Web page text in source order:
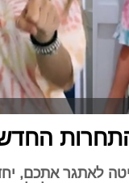
התחרות
לאתגר אתכם,